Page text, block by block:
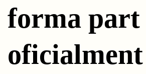
forma part
oficialment